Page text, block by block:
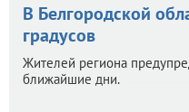
В Белгородской
градусов
Жителей региона
ближайшие дни.